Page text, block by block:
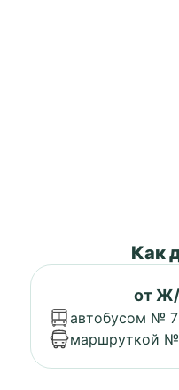
Как
от Ж/
автобусом №
маршруткой